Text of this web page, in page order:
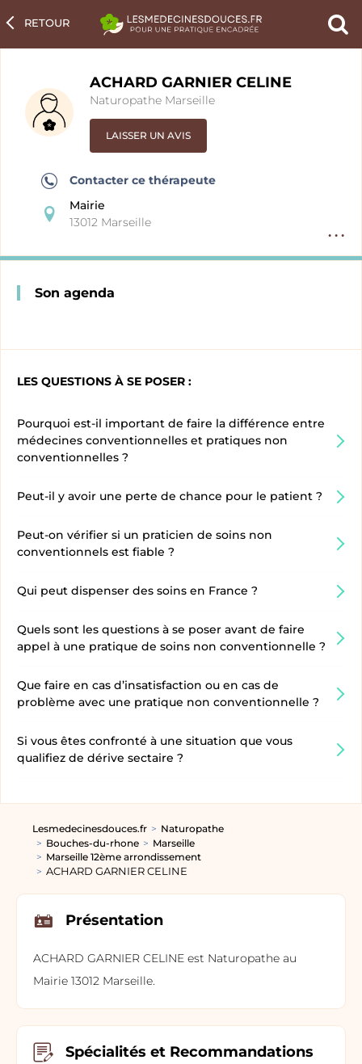
un
RETOUR
fiche
ACHARD GARNIER CELINE
Naturopathe Marseille
LAISSER UN AVIS
Contacter ce thérapeute
Mairie
13012 Marseille
Son agenda
LES QUESTIONS À SE POSER :
Pourquoi est-il important de faire la différence entre
médecines conventionnelles et pratiques non
conventionnelles ?
Peut-il y avoir une perte de chance pour le patient ?
Peut-on vérifier si un praticien de soins non
conventionnels est fiable ?
Qui peut dispenser des soins en France ?
Quels sont les questions à se poser avant de faire
appel à une pratique de soins non conventionnelle ?
Que faire en cas d’insatisfaction ou en cas de
problème avec une pratique non conventionnelle ?
Si vous êtes confronté à une situation que vous
qualifiez de dérive sectaire ?
Lesmedecinesdouces.fr
Naturopathe
Bouches-du-rhone
Marseille
Marseille 12ème arrondissement
ACHARD GARNIER CELINE
Présentation
ACHARD GARNIER CELINE est Naturopathe au
Mairie 13012 Marseille.
Spécialités et Recommandations